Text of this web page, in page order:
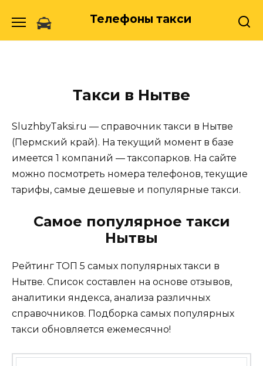
Телефоны такси
Такси в Нытве
SluzhbyTaksi.ru — справочник такси в Нытве
(Пермский край). На текущий момент в базе
имеется 1 компаний — таксопарков. На сайте
можно посмотреть номера телефонов, текущие
тарифы, самые дешевые и популярные такси.
Самое популярное такси
Нытвы
Рейтинг ТОП 5 самых популярных такси в
Нытве. Список составлен на основе отзывов,
аналитики яндекса, анализа различных
справочников. Подборка самых популярных
такси обновляется ежемесячно!